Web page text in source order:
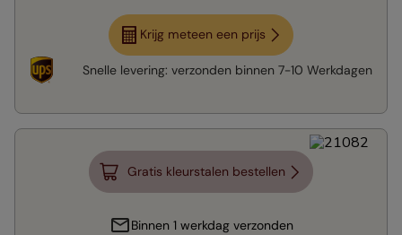
Krijg meteen een prijs
Snelle levering: verzonden binnen 7-10 Werkdagen
Gratis kleurstalen bestellen
Binnen 1 werkdag verzonden